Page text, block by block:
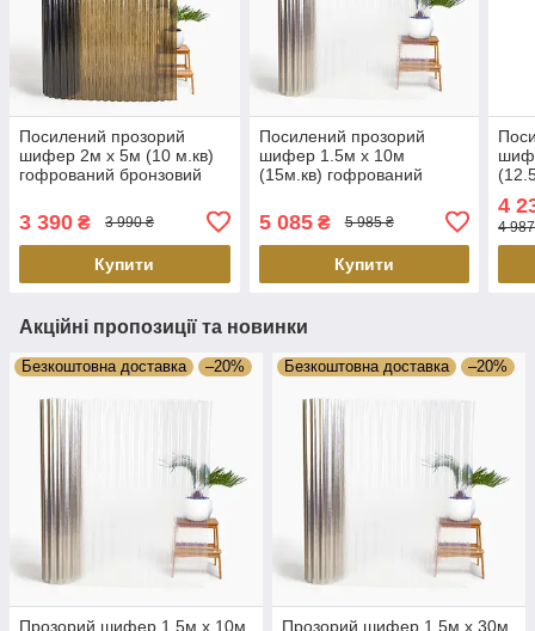
Посилений прозорий
шифер 2м х 5м (10 м.кв)
гофрований бронзовий
3 390 ₴ 3 990 ₴
Купити
Посилений прозорий
шифер 1.5м х 10м
(15м.кв) гофрований
5 085₴ 5 985 ₴
Купити
4
4
Акційні пропозиції та новинки
Безкоштовна доставка –20%
Прозорий шифер 1.5м х 10м
Безкоштовна доставка –20%
Прозорий шифер 1.5м х 30м